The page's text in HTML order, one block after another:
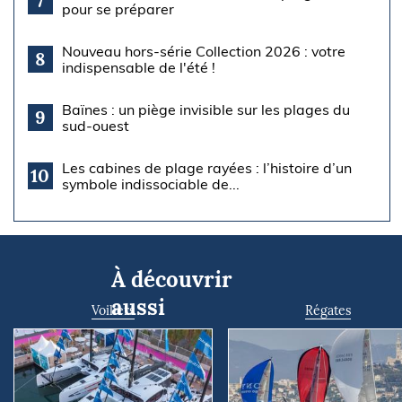
pour se préparer
8
Nouveau hors-série Collection 2026 : votre
indispensable de l'été !
9
Baïnes : un piège invisible sur les plages du
sud-ouest
10
Les cabines de plage rayées : l’histoire d’un
symbole indissociable de...
À découvrir
aussi
Voiliers Régates